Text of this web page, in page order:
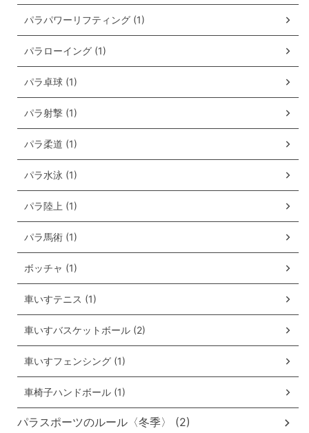
パラパワーリフティング (1)
パラローイング (1)
パラ卓球 (1)
パラ射撃 (1)
パラ柔道 (1)
パラ水泳 (1)
パラ陸上 (1)
パラ馬術 (1)
ボッチャ (1)
車いすテニス (1)
車いすバスケットボール (2)
車いすフェンシング (1)
車椅子ハンドボール (1)
パラスポーツのルール〈冬季〉 (2)